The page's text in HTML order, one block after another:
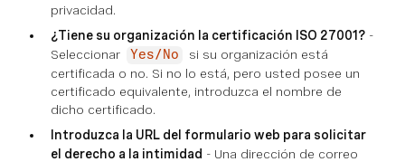
privacidad.
¿Tiene su organización la certificación ISO 27001? -
Seleccionar
Yes/No
si su organización está
certificada o no. Si no lo está, pero usted posee un
certificado equivalente, introduzca el nombre de
dicho certificado.
Introduzca la URL del formulario web para solicitar
el derecho a la intimidad - Una dirección de correo